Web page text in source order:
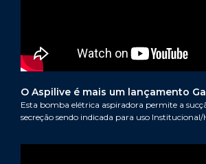
O Aspilive é mais um lançamento
Esta bomba elétrica aspiradora permite a
secreção sendo indicada para uso Institucional/